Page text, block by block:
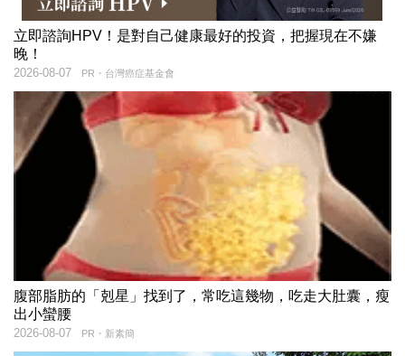
立即諮詢HPV！是對自己健康最好的投資，把握現在不嫌
晚！
PR・台灣癌症基金會
2026-08-07
腹部脂肪的「剋星」找到了，常吃這幾物，吃走大肚囊，瘦
出小蠻腰
PR・新素簡
2026-08-07